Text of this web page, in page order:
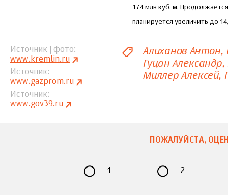
174 млн куб. м.
планируется увеличить до
Источник | фото
www.kremlin.ru
Источник
www.gazprom.ru
Источник
www.gov39.ru
Алиханов Антон
Гуцан Александр
Миллер Алексей
ПОЖАЛУЙСТА,
1 2